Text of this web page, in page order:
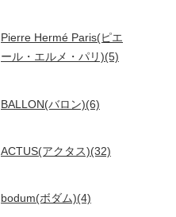
Pierre Hermé Paris(ピエ
ール・エルメ・パリ)(5)
BALLON(バロン)(6)
ACTUS(アクタス)(32)
bodum(ボダム)(4)